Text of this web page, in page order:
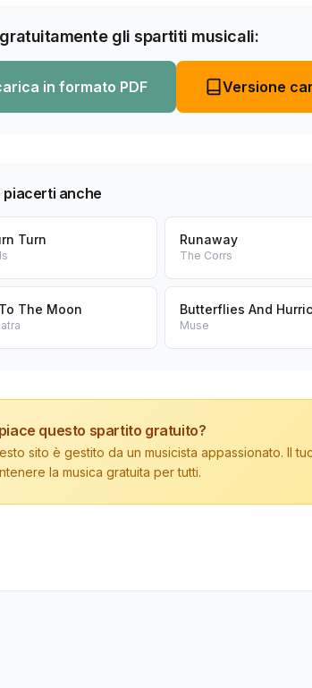
gli spartiti musicali:
in formato PDF Versione
piacerti anche
Turn Runaway
The Corrs
The Moon Butterflies And
Muse
questo spartito gratuito?
sito è gestito da un musicista appassionato. Il
la musica gratuita per tutti.